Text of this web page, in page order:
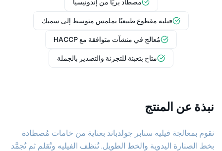
مصطاد بريًا من إندونيسيا
فيليه مقطوع طبيعيًا بملمس متوسط إلى سميك
مُعالج في منشآت متوافقة مع HACCP
متاح بتعبئة للتجزئة والتصدير بالجملة
نبذة عن المنتج
نقوم بمعالجة فيليه سنابر جولدباند بعناية من خامات مُصطادة
بخط الصنارة اليدوية والخط الطويل. تُنظف الفيليه وتُقلم ثم تُجمَّد